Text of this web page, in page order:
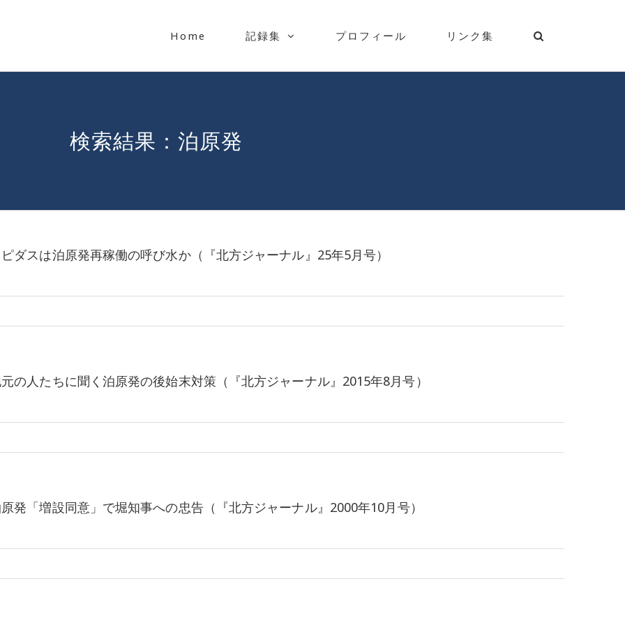
Home 記録集 プロフィール リンク集
検索結果：泊原発
ダスは泊原発再稼働の呼び水か（『北方ジャーナル』25年5月号）
の人たちに聞く泊原発の後始末対策（『北方ジャーナル』2015年8月号）
発「増設同意」で堀知事への忠告（『北方ジャーナル』2000年10月号）